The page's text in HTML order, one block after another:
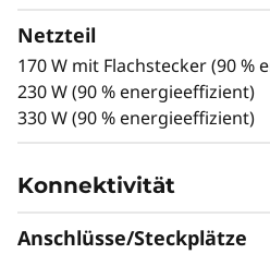
Monitor, Tastatur und Maus sind
Netzteil
170 W mit Flachstecker (90 %
230 W (90 % energieeffizient)
330 W (90 % energieeffizient)
Konnektivität
Anschlüsse/Steckplätze